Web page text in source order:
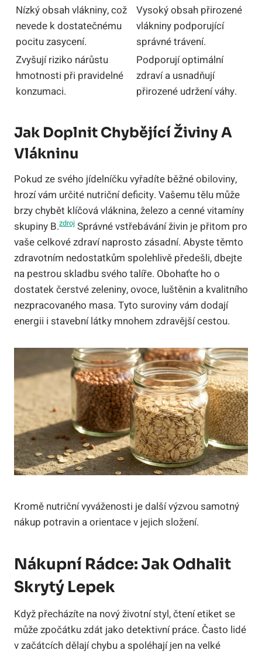
Nízký obsah vlákniny, což
nevede k dostatečnému
pocitu zasycení.
Vysoký obsah přirozené
vlákniny podporující
správné trávení.
Zvyšují riziko nárůstu
hmotnosti při pravidelné
konzumaci.
Podporují optimální
zdraví a usnadňují
přirozené udržení váhy.
Jak Doplnit Chybějící Živiny A
Vlákninu
Pokud ze svého jídelníčku vyřadíte běžné obiloviny,
hrozí vám určité nutriční deficity. Vašemu tělu může
brzy chybět klíčová vláknina, železo a cenné vitamíny
skupiny B.zdroj Správné vstřebávání živin je přitom pro
vaše celkové zdraví naprosto zásadní. Abyste těmto
zdravotním nedostatkům spolehlivě předešli, dbejte
na pestrou skladbu svého talíře. Obohaťte ho o
dostatek čerstvé zeleniny, ovoce, luštěnin a kvalitního
nezpracovaného masa. Tyto suroviny vám dodají
energii i stavební látky mnohem zdravější cestou.
Kromě nutriční vyváženosti je další výzvou samotný
nákup potravin a orientace v jejich složení.
Nákupní Rádce: Jak Odhalit
Skrytý Lepek
Když přecházíte na nový životní styl, čtení etiket se
může zpočátku zdát jako detektivní práce. Často lidé
v začátcích dělají chybu a spoléhají jen na velké